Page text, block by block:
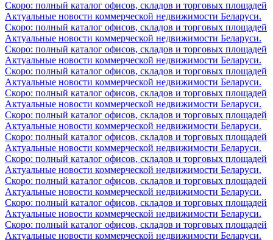
Скоро: полный каталог офисов, складов и торговых площадей
Актуальные новости коммерческой недвижимости Беларуси.
Скоро: полный каталог офисов, складов и торговых площадей
Актуальные новости коммерческой недвижимости Беларуси.
Скоро: полный каталог офисов, складов и торговых площадей
Актуальные новости коммерческой недвижимости Беларуси.
Скоро: полный каталог офисов, складов и торговых площадей
Актуальные новости коммерческой недвижимости Беларуси.
Скоро: полный каталог офисов, складов и торговых площадей
Актуальные новости коммерческой недвижимости Беларуси.
Скоро: полный каталог офисов, складов и торговых площадей
Актуальные новости коммерческой недвижимости Беларуси.
Скоро: полный каталог офисов, складов и торговых площадей
Актуальные новости коммерческой недвижимости Беларуси.
Скоро: полный каталог офисов, складов и торговых площадей
Актуальные новости коммерческой недвижимости Беларуси.
Скоро: полный каталог офисов, складов и торговых площадей
Актуальные новости коммерческой недвижимости Беларуси.
Скоро: полный каталог офисов, складов и торговых площадей
Актуальные новости коммерческой недвижимости Беларуси.
Скоро: полный каталог офисов, складов и торговых площадей
Актуальные новости коммерческой недвижимости Беларуси.